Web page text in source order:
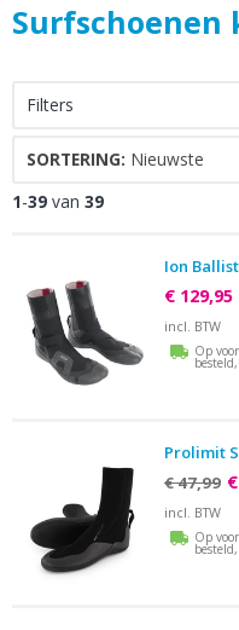
Surfschoenen
Filters
SORTERING: Nieuwste
1-39 van 39
Ion
€ 129,95
incl. BTW
Op
Prolimit
€ 47,99
incl. BTW
Op